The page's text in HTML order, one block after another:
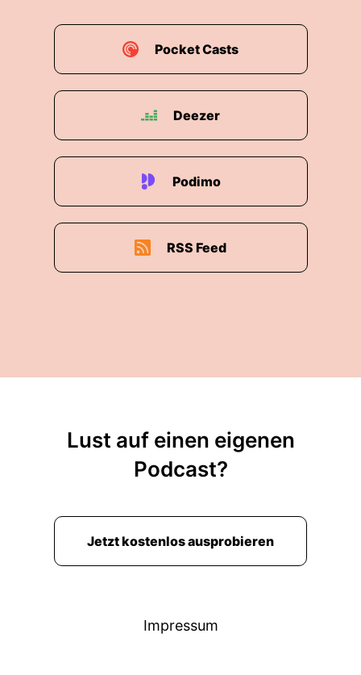
Pocket Casts
Deezer
Podimo
RSS Feed
Lust auf einen eigenen
Podcast?
Jetzt kostenlos ausprobieren
Impressum